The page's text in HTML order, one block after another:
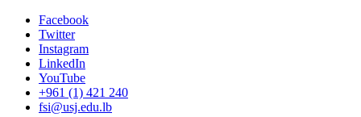
Facebook
Twitter
Instagram
LinkedIn
YouTube
+961 (1) 421 240
fsi@usj.edu.lb